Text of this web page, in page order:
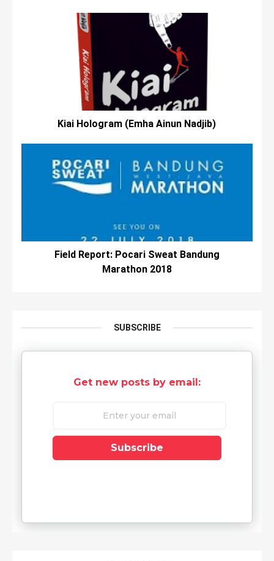
Kiai Hologram (Emha Ainun Nadjib)
Field Report: Pocari Sweat Bandung
Marathon 2018
SUBSCRIBE
Get new posts by email:
Subscribe